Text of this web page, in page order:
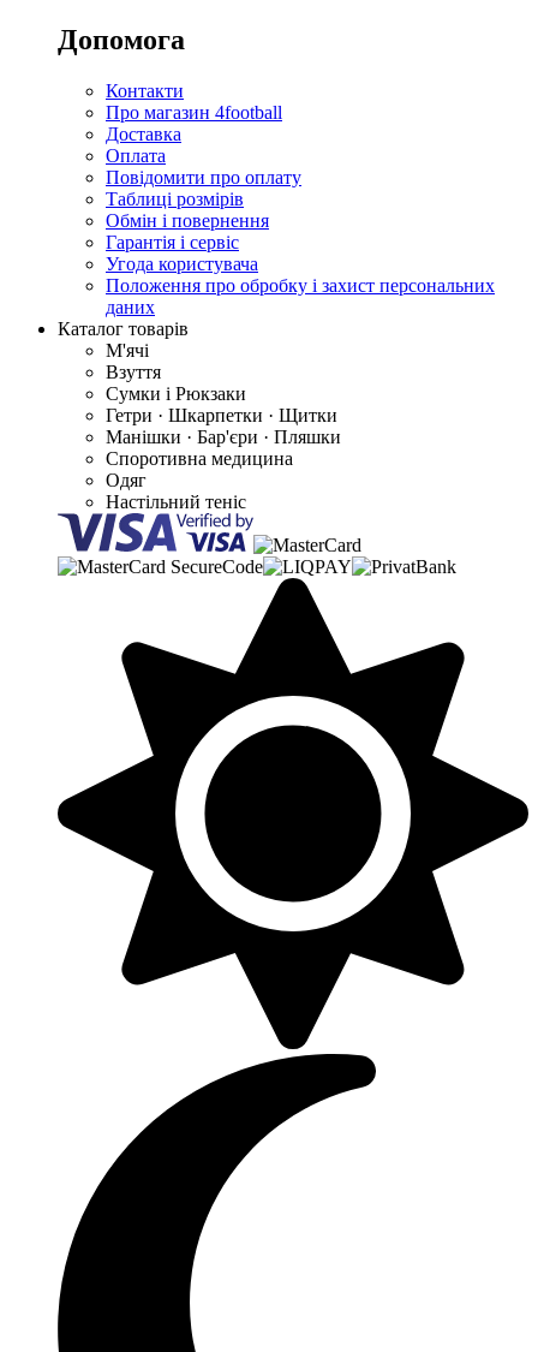
Допомога
Контакти
Про магазин 4football
Доставка
Оплата
Повідомити про оплату
Таблиці розмірів
Обмін і повернення
Гарантія і сервіс
Угода користувача
Положення про обробку і захист персональних
даних
Каталог товарів
М'ячі
Взуття
Сумки і Рюкзаки
Гетри · Шкарпетки · Щитки
Манішки · Бар'єри · Пляшки
Споротивна медицина
Одяг
Настільний теніс